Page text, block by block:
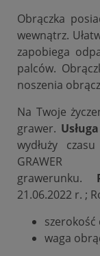
Obrączka
wewnątrz.
zapobiega
palców.
noszenia
Na Twoje
grawer.
wydłuży
grawerunku.
21.06.2022 r. ;
szerokość
waga